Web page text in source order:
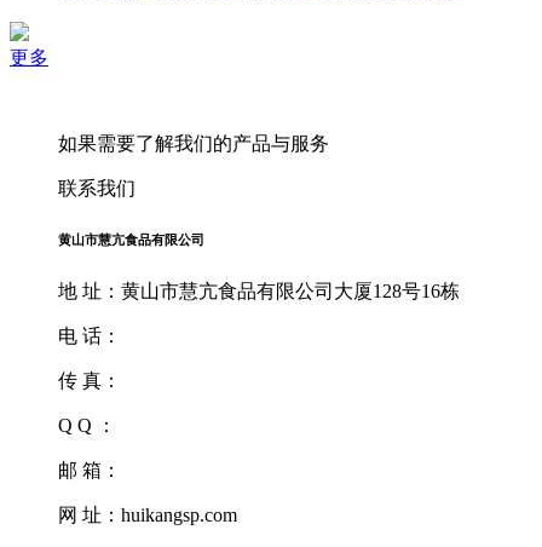
更多
如果需要了解我们的产品与服务
联系我们
黄山市慧亢食品有限公司
地 址：黄山市慧亢食品有限公司大厦128号16栋
电 话：
传 真：
Q Q ：
邮 箱：
网 址：huikangsp.com